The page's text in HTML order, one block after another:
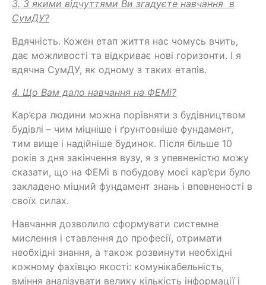
3. З якими відчуттями Ви згадуєте навчання в
СумДУ?
Вдячність. Кожен етап життя нас чомусь вчить,
дає можливості та відкриває нові горизонти. І я
вдячна СумДУ, як одному з таких етапів.
4. Що Вам дало навчання на ФЕМі?
Кар’єра людини можна порівняти з будівництвом
будівлі – чим міцніше і ґрунтовніше фундамент,
тим вище і надійніше будинок. Після більше 10
років з дня закінчення вузу, я з упевненістю можу
сказати, що на ФЕМі в побудову моєї кар’єри було
закладено міцний фундамент знань і впевненості в
своїх силах.
Навчання дозволило сформувати системне
мислення і ставлення до професії, отримати
необхідні знання, а також розвинути необхідні
кожному фахівцю якості: комунікабельність,
вміння аналізувати велику кількість інформації і